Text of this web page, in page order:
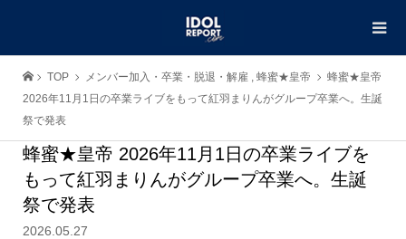
TOP メンバー加入・卒業・脱退・解雇 , 蜂蜜★皇帝
蜂蜜★皇帝
2026年11月1日の卒業ライブをもって紅羽まりんがグループ卒業へ。生誕
祭で発表
蜂蜜★皇帝 2026年11月1日の卒業ライブを
もって紅羽まりんがグループ卒業へ。生誕
祭で発表
2026.05.27